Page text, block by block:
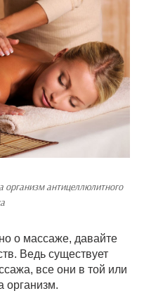
организм антицеллюлитного
о массаже, давайте
Ведь существует
все они в той или
организм.